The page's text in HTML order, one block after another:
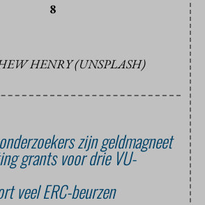
8
HENRY (UNSPLASH)
zijn geldmagneet
grants voor drie VU-
veel ERC-beurzen